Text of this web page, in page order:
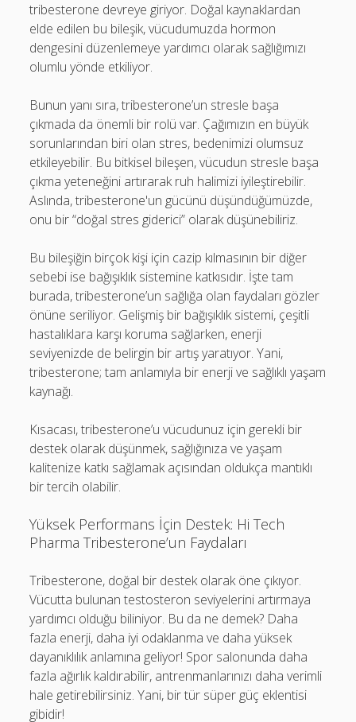
tribesterone devreye giriyor. Doğal kaynaklardan
elde edilen bu bileşik, vücudumuzda hormon
dengesini düzenlemeye yardımcı olarak sağlığımızı
olumlu yönde etkiliyor.
Bunun yanı sıra, tribesterone’un stresle başa
çıkmada da önemli bir rolü var. Çağımızın en büyük
sorunlarından biri olan stres, bedenimizi olumsuz
etkileyebilir. Bu bitkisel bileşen, vücudun stresle başa
çıkma yeteneğini artırarak ruh halimizi iyileştirebilir.
Aslında, tribesterone'un gücünü düşündüğümüzde,
onu bir “doğal stres giderici” olarak düşünebiliriz.
Bu bileşiğin birçok kişi için cazip kılmasının bir diğer
sebebi ise bağışıklık sistemine katkısıdır. İşte tam
burada, tribesterone’un sağlığa olan faydaları gözler
önüne seriliyor. Gelişmiş bir bağışıklık sistemi, çeşitli
hastalıklara karşı koruma sağlarken, enerji
seviyenizde de belirgin bir artış yaratıyor. Yani,
tribesterone; tam anlamıyla bir enerji ve sağlıklı yaşam
kaynağı.
Kısacası, tribesterone’u vücudunuz için gerekli bir
destek olarak düşünmek, sağlığınıza ve yaşam
kalitenize katkı sağlamak açısından oldukça mantıklı
bir tercih olabilir.
Yüksek Performans İçin Destek: Hi Tech
Pharma Tribesterone’un Faydaları
Tribesterone, doğal bir destek olarak öne çıkıyor.
Vücutta bulunan testosteron seviyelerini artırmaya
yardımcı olduğu biliniyor. Bu da ne demek? Daha
fazla enerji, daha iyi odaklanma ve daha yüksek
dayanıklılık anlamına geliyor! Spor salonunda daha
fazla ağırlık kaldırabilir, antrenmanlarınızı daha verimli
hale getirebilirsiniz. Yani, bir tür süper güç eklentisi
gibidir!